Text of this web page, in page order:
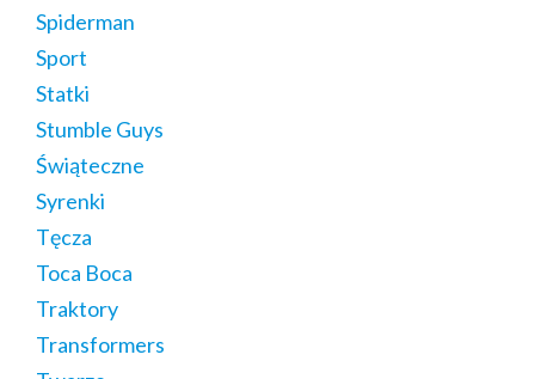
Spiderman
Sport
Statki
Stumble Guys
Świąteczne
Syrenki
Tęcza
Toca Boca
Traktory
Transformers